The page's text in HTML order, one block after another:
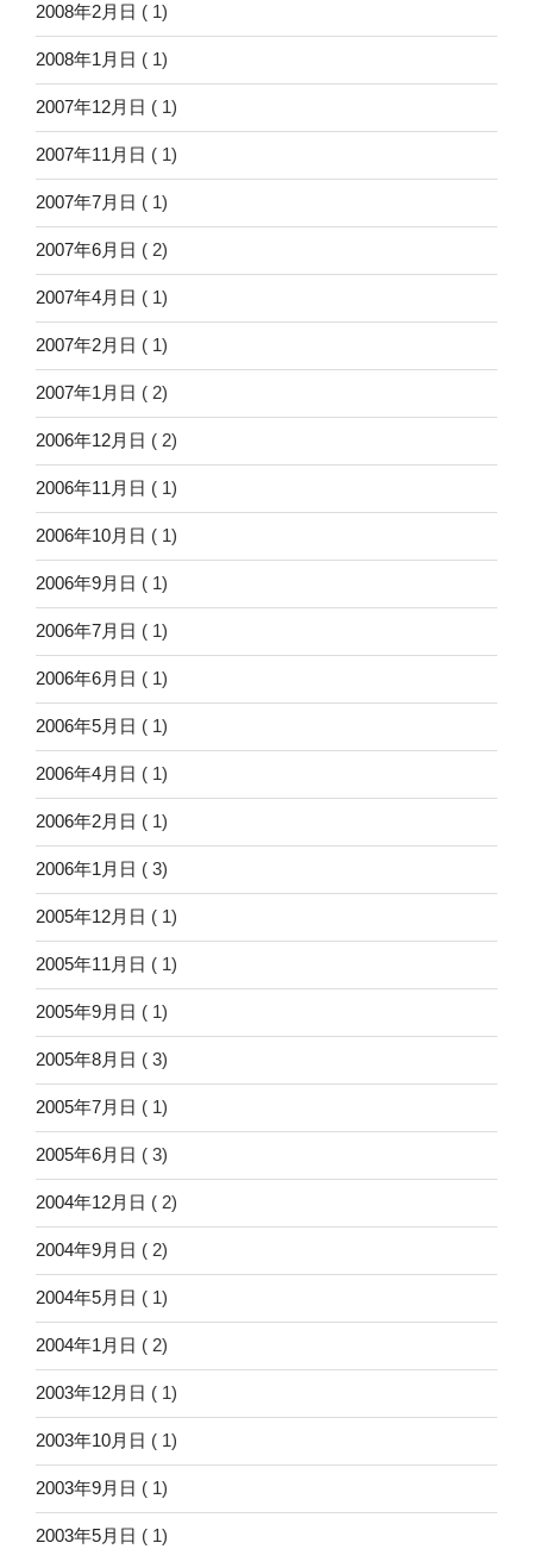
2008年2月日 ( 1)
2008年1月日 ( 1)
2007年12月日 ( 1)
2007年11月日 ( 1)
2007年7月日 ( 1)
2007年6月日 ( 2)
2007年4月日 ( 1)
2007年2月日 ( 1)
2007年1月日 ( 2)
2006年12月日 ( 2)
2006年11月日 ( 1)
2006年10月日 ( 1)
2006年9月日 ( 1)
2006年7月日 ( 1)
2006年6月日 ( 1)
2006年5月日 ( 1)
2006年4月日 ( 1)
2006年2月日 ( 1)
2006年1月日 ( 3)
2005年12月日 ( 1)
2005年11月日 ( 1)
2005年9月日 ( 1)
2005年8月日 ( 3)
2005年7月日 ( 1)
2005年6月日 ( 3)
2004年12月日 ( 2)
2004年9月日 ( 2)
2004年5月日 ( 1)
2004年1月日 ( 2)
2003年12月日 ( 1)
2003年10月日 ( 1)
2003年9月日 ( 1)
2003年5月日 ( 1)